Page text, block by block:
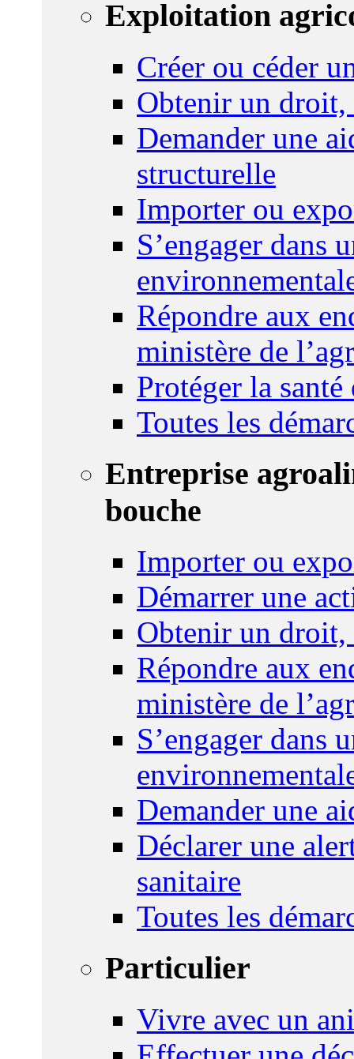
Exploitation
Créer ou céder
Obtenir un droit,
Demander une
structurelle
Importer ou
S’engager dans
Répondre aux
ministère de
Protéger la
Toutes les
Entreprise
bouche
Importer ou
Démarrer une
Obtenir un droit,
Répondre aux
ministère de
S’engager dans
Demander une
Déclarer une
sanitaire
Toutes les
Particulier
Vivre avec un